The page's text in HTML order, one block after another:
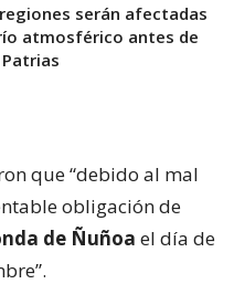
serán afectadas
atmosférico antes de
que “debido al mal
obligación de
de Ñuñoa el día de